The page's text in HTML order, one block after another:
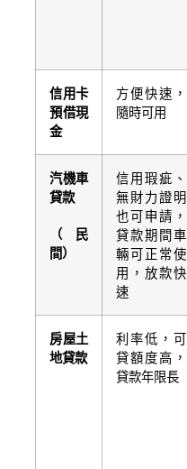
信用卡
預借現
金
方便快速，
隨時可用
汽機車
貸款
（民
間）
信用瑕疵、
無財力證明
也可申請，
貸款期間車
輛可正常使
用，放款快
速
房屋土
地貸款
利率低，可
貸額度高，
貸款年限長